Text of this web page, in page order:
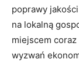
poprawy
na lokalną
miejscem
wyzwań